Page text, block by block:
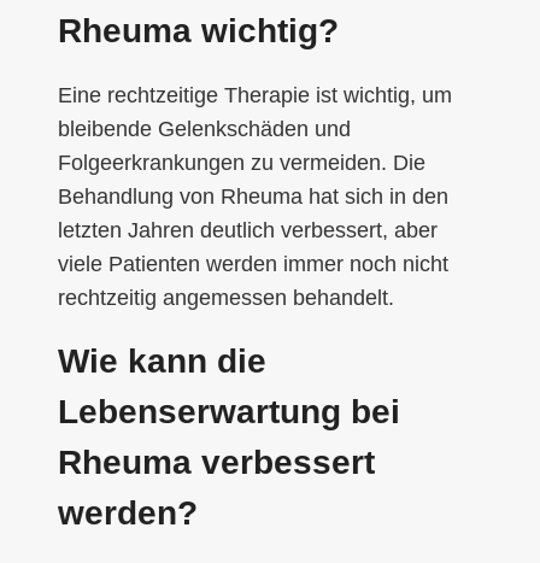
Rheuma wichtig?
Eine rechtzeitige Therapie ist wichtig, um
bleibende Gelenkschäden und
Folgeerkrankungen zu vermeiden. Die
Behandlung von Rheuma hat sich in den
letzten Jahren deutlich verbessert, aber
viele Patienten werden immer noch nicht
rechtzeitig angemessen behandelt.
Wie kann die
Lebenserwartung bei
Rheuma verbessert
werden?